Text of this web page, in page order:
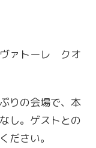
ヴァトーレ クオ
りの会場で、本
し。ゲストとの
ださい。